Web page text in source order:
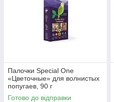
Палочки Special One
«Цветочные» для волнистых
попугаев, 90 г
Готово до відправки